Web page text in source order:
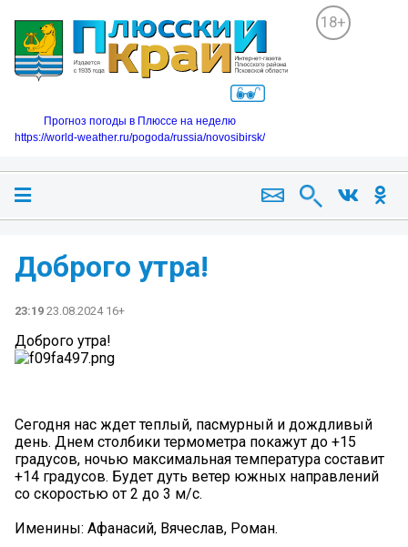
18+
Прогноз погоды в Плюссе на неделю
https://world-weather.ru/pogoda/russia/novosibirsk/
Доброго утра!
23:19 23.08.2024 16+
Доброго утра!
Сегодня нас ждет теплый, пасмурный и дождливый
день. Днем столбики термометра покажут до +15
градусов, ночью максимальная температура составит
+14 градусов. Будет дуть ветер южных направлений
со скоростью от 2 до 3 м/с.
Именины: Афанасий, Вячеслав, Роман.